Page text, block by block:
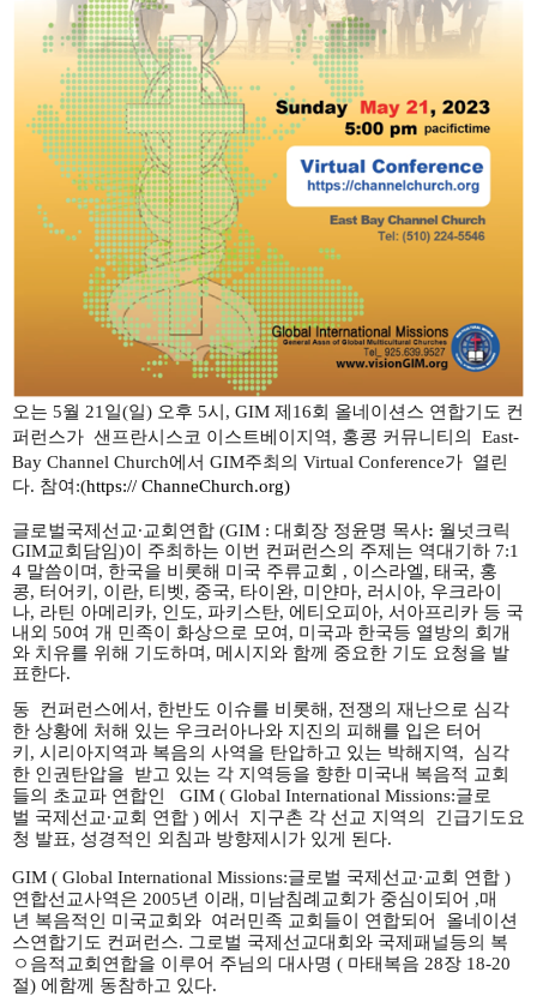
오는 5월 21 일(일) 오후 5시 , GIM 제 16회 올네이션스 연합기도 컨
퍼런스가 샌프란시스코 이스트베이지역, 홍콩 커뮤니티의
East-
Bay Channel Church에서 GIM주최의 Virtual Conference가 열린
다. 참여 :(https:// ChanneChurch.org)
글로벌국제선교∙교회연합 (GIM : 대회장 정윤명 목사: 월넛크릭
GIM교회담임)이 주최하는 이번 컨퍼런스의 주제는 역대기하 7:1
4 말씀이며 , 한국을 비롯해 미국 주류교회 , 이스라엘, 태국, 홍
콩, 터어키 , 이란, 티벳, 중국, 타이완, 미얀마, 러시아, 우크라이
나, 라틴 아메리카, 인도, 파키스탄, 에티오피아, 서아프리카 등 국
내외 50여 개 민족이 화상으로 모여 , 미국과 한국등 열방의 회개
와 치유를 위해 기도하며 , 메시지와 함께 중요한 기도 요청을 발
표한다.
동 컨퍼런스에서, 한반도 이슈를 비롯해 , 전쟁의 재난으로 심각
한 상황에 처해 있는 우크러아나와 지진의 피해를 입은 터어
키 , 시리아지역과 복음의 사역을 탄압하고 있는 박해지역, 심각
한 인권탄압을 받고 있는 각 지역등을 향한 미국내 복음적 교회
들의 초교파 연합인 GIM ( Global International Missions:글로
벌 국제선교∙교회 연합 ) 에서 지구촌 각 선교 지역의
긴급기도요
청 발표, 성경적인 외침과 방향제시가 있게 된다.
GIM ( Global International Missions:글로벌 국제선교∙교회 연합 )
연합선교사역은 2005년 이래, 미남침례교회가 중심이되어 ,매
년 복음적인 미국교회와 여러민족 교회들이 연합되어
올네이션
스연합기도 컨퍼런스. 그로벌 국제선교대회와 국제패널등의 복
ㅇ음적교회연합을 이루어 주님의 대사명 ( 마태복음 28장 18-20
절) 에함께 동참하고 있다.